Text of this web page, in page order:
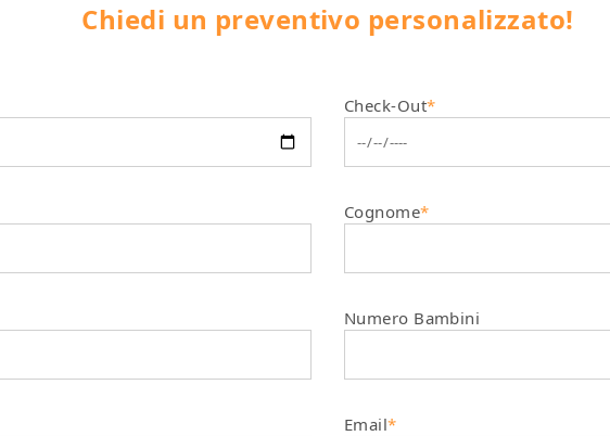
Chiedi un preventivo personalizzato!
Check-Out*
Cognome*
Numero Bambini
Email*